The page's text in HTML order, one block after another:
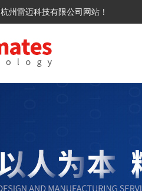
杭州雷迈科技有限公司 网站！